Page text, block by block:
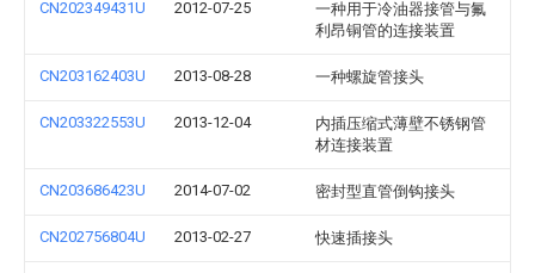
CN202349431U 2012-07-25
一种用于冷油器接管与氟
利昂铜管的连接装置
CN203162403U 2013-08-28 一种螺旋管接头
CN203322553U 2013-12-04
内插压缩式薄壁不锈钢管
材连接装置
CN203686423U 2014-07-02 密封型直管倒钩接头
CN202756804U 2013-02-27 快速插接头